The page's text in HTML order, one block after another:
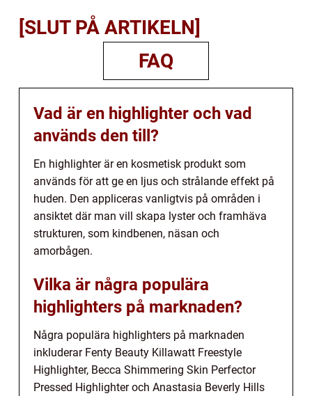
[SLUT PÅ ARTIKELN]
FAQ
Vad är en highlighter och vad
används den till?
En highlighter är en kosmetisk produkt som
används för att ge en ljus och strålande effekt på
huden. Den appliceras vanligtvis på områden i
ansiktet där man vill skapa lyster och framhäva
strukturen, som kindbenen, näsan och
amorbågen.
Vilka är några populära
highlighters på marknaden?
Några populära highlighters på marknaden
inkluderar Fenty Beauty Killawatt Freestyle
Highlighter, Becca Shimmering Skin Perfector
Pressed Highlighter och Anastasia Beverly Hills